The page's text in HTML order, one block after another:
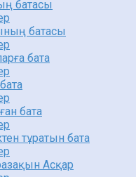
батасы
батасы
бата
бата
тұратын бата
Асқар